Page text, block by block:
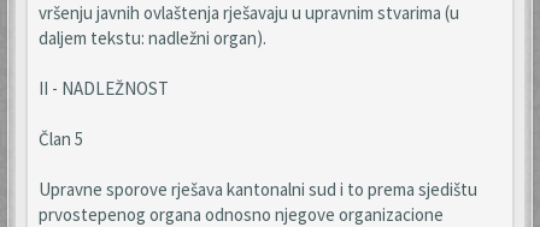
vršenju javnih ovlaštenja rješavaju u upravnim stvarima (u
daljem tekstu: nadležni organ).
II - NADLEŽNOST
Član 5
Upravne sporove rješava kantonalni sud i to prema sjedištu
prvostepenog organa odnosno njegove organizacione